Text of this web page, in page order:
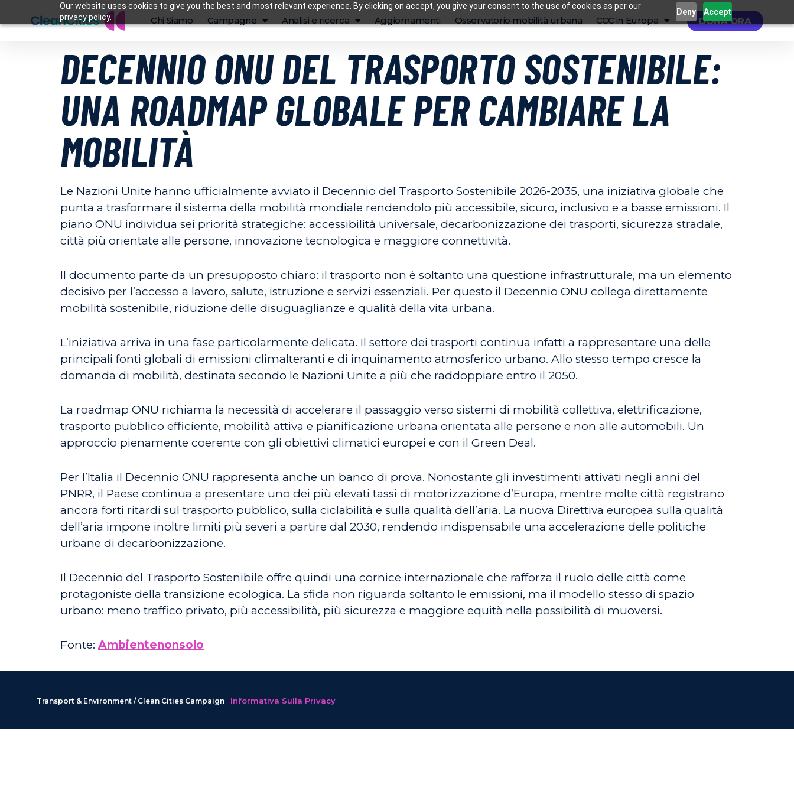
Our website uses cookies to give you the best and most relevant experience. By clicking on accept, you give your consent to the use of cookies as per our
privacy policy.
Deny Accept
Chi Siamo Campagne Analisi e ricerca Aggiornamenti Osservatorio mobilità urbana CCC in Europa DONA ORA
DECENNIO ONU DEL TRASPORTO SOSTENIBILE:
UNA ROADMAP GLOBALE PER CAMBIARE LA
MOBILITÀ
Le Nazioni Unite hanno ufficialmente avviato il Decennio del Trasporto Sostenibile 2026-2035, una iniziativa globale che
punta a trasformare il sistema della mobilità mondiale rendendolo più accessibile, sicuro, inclusivo e a basse emissioni. Il
piano ONU individua sei priorità strategiche: accessibilità universale, decarbonizzazione dei trasporti, sicurezza stradale,
città più orientate alle persone, innovazione tecnologica e maggiore connettività.
Il documento parte da un presupposto chiaro: il trasporto non è soltanto una questione infrastrutturale, ma un elemento
decisivo per l’accesso a lavoro, salute, istruzione e servizi essenziali. Per questo il Decennio ONU collega direttamente
mobilità sostenibile, riduzione delle disuguaglianze e qualità della vita urbana.
L’iniziativa arriva in una fase particolarmente delicata. Il settore dei trasporti continua infatti a rappresentare una delle
principali fonti globali di emissioni climalteranti e di inquinamento atmosferico urbano. Allo stesso tempo cresce la
domanda di mobilità, destinata secondo le Nazioni Unite a più che raddoppiare entro il 2050.
La roadmap ONU richiama la necessità di accelerare il passaggio verso sistemi di mobilità collettiva, elettrificazione,
trasporto pubblico efficiente, mobilità attiva e pianificazione urbana orientata alle persone e non alle automobili. Un
approccio pienamente coerente con gli obiettivi climatici europei e con il Green Deal.
Per l’Italia il Decennio ONU rappresenta anche un banco di prova. Nonostante gli investimenti attivati negli anni del
PNRR, il Paese continua a presentare uno dei più elevati tassi di motorizzazione d’Europa, mentre molte città registrano
ancora forti ritardi sul trasporto pubblico, sulla ciclabilità e sulla qualità dell’aria. La nuova Direttiva europea sulla qualità
dell’aria impone inoltre limiti più severi a partire dal 2030, rendendo indispensabile una accelerazione delle politiche
urbane di decarbonizzazione.
Il Decennio del Trasporto Sostenibile offre quindi una cornice internazionale che rafforza il ruolo delle città come
protagoniste della transizione ecologica. La sfida non riguarda soltanto le emissioni, ma il modello stesso di spazio
urbano: meno traffico privato, più accessibilità, più sicurezza e maggiore equità nella possibilità di muoversi.
Fonte: Ambientenonsolo
Transport & Environment / Clean Cities Campaign Informativa Sulla Privacy